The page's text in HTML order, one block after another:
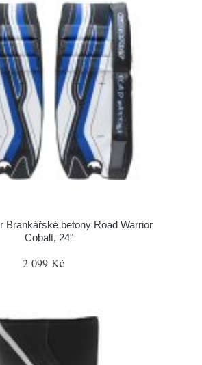
Brankářské betony Road Warrior
Cobalt, 24"
2 099 Kč